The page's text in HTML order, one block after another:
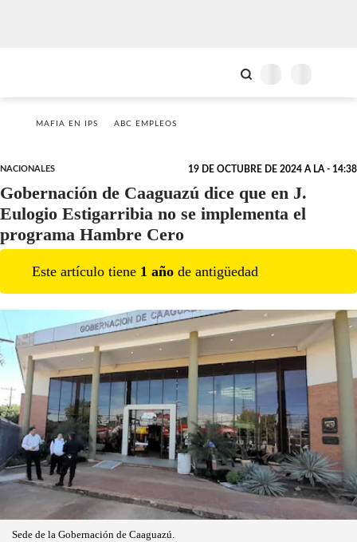
MAFIA EN IPS ABC EMPLEOS
NACIONALES 19 DE OCTUBRE DE 2024 A LA - 14:38
Gobernación de Caaguazú dice que en J.
Eulogio Estigarribia no se implementa el
programa Hambre Cero
Este artículo tiene 1 año de antigüedad
Sede de la Gobernación de Caaguazú.